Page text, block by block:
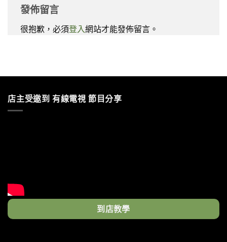
發佈留言
很抱歉，必須登入網站才能發佈留言。
店主受邀到 有線電視 節目分享
到店教學